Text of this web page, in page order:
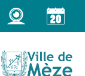
Passer
au
contenu